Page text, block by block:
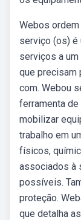
Webos
serviço (os) é
serviços a
que precisam
com. Webou
ferramenta
mobilizar
trabalho em
físicos,
associados à
possíveis.
proteção.
que detalha